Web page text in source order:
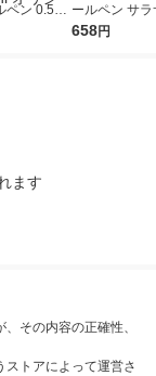
ペン 0.5m
アスクル
ールペン サ
ップ 0.5mm
658円
ます
その内容の正確性、
トアによって運営さ